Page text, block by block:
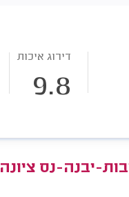
דירוג איכות
9.8
יבנה-נס ציונה